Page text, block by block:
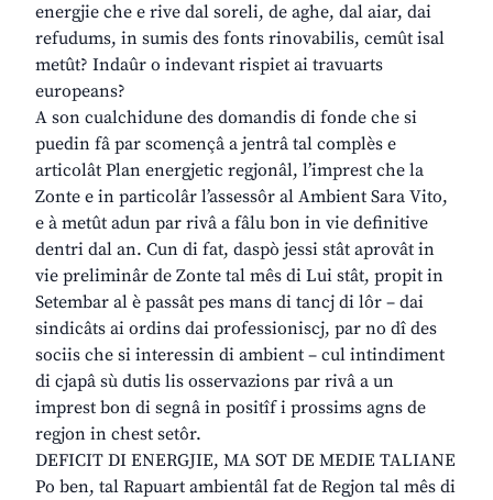
energjie che e rive dal soreli, de aghe, dal aiar, dai
refudums, in sumis des fonts rinovabilis, cemût isal
metût? Indaûr o indevant rispiet ai travuarts
europeans?
A son cualchidune des domandis di fonde che si
puedin fâ par scomençâ a jentrâ tal complès e
articolât Plan energjetic regjonâl, l’imprest che la
Zonte e in particolâr l’assessôr al Ambient Sara Vito,
e à metût adun par rivâ a fâlu bon in vie definitive
dentri dal an. Cun di fat, daspò jessi stât aprovât in
vie preliminâr de Zonte tal mês di Lui stât, propit in
Setembar al è passât pes mans di tancj di lôr – dai
sindicâts ai ordins dai professioniscj, par no dî des
sociis che si interessin di ambient – cul intindiment
di cjapâ sù dutis lis osservazions par rivâ a un
imprest bon di segnâ in positîf i prossims agns de
regjon in chest setôr.
DEFICIT DI ENERGJIE, MA SOT DE MEDIE TALIANE
Po ben, tal Rapuart ambientâl fat de Regjon tal mês di